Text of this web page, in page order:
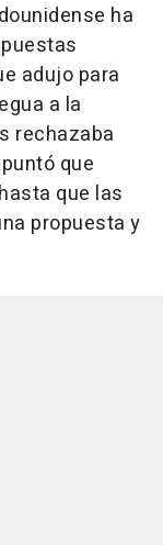
ha
adujo para
a la
rechazaba
que
que las
propuesta y